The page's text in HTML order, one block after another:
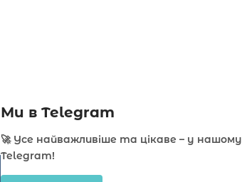
Ми в Telegram
🚀 Усе найважливіше та цікаве – у нашому
Telegram!